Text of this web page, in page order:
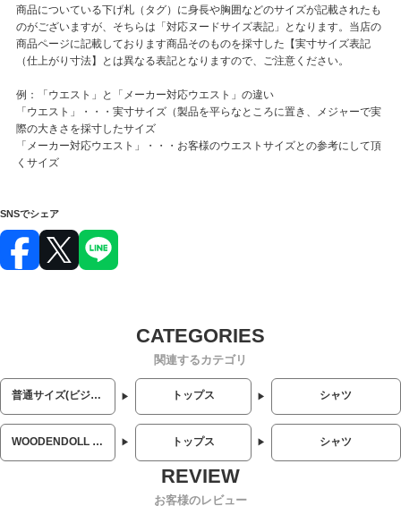
商品についている下げ札（タグ）に身長や胸囲などのサイズが記載されたも
のがございますが、そちらは「対応ヌードサイズ表記」となります。当店の
商品ページに記載しております商品そのものを採寸した【実寸サイズ表記
（仕上がり寸法】とは異なる表記となりますので、ご注意ください。
例：「ウエスト」と「メーカー対応ウエスト」の違い
「ウエスト」・・・実寸サイズ（製品を平らなところに置き、メジャーで実
際の大きさを採寸したサイズ
「メーカー対応ウエスト」・・・お客様のウエストサイズとの参考にして頂
くサイズ
SNSでシェア
関連するカテゴリ
普通サイズ(ビジネス・カジュアル) トップス シャツ
WOODENDOLL (ウッディンドール) トップス シャツ
お客様のレビュー